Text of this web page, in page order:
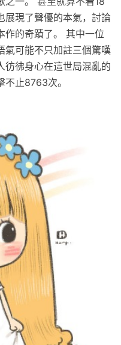
展現了聲優的本氣，討論
作的奇蹟了。 其中一位
氣可能不只加註三個驚嘆
彷彿身心在這世局混亂的
止8763次。